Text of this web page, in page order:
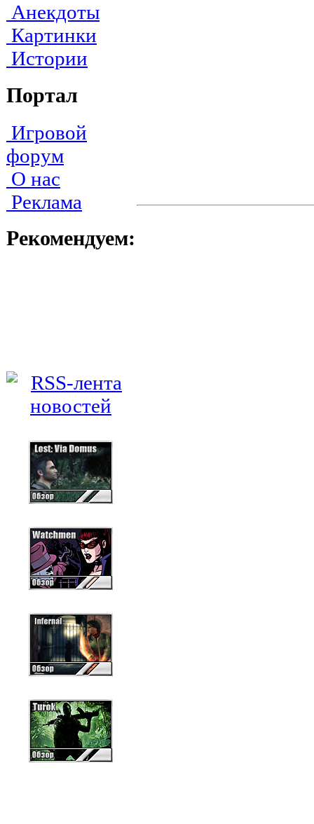
Анекдоты
Картинки
Истории
Портал
Игровой
форум
О нас
Реклама
Рекомендуем: